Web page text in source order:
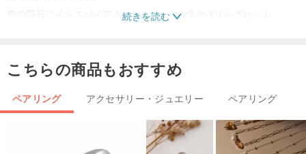
空の隕石にインスパイアされたユニークな2-in-1リングセット
続きを読む
こちらの商品もおすすめ
ペアリング アクセサリー・ジュエリー ペアリング